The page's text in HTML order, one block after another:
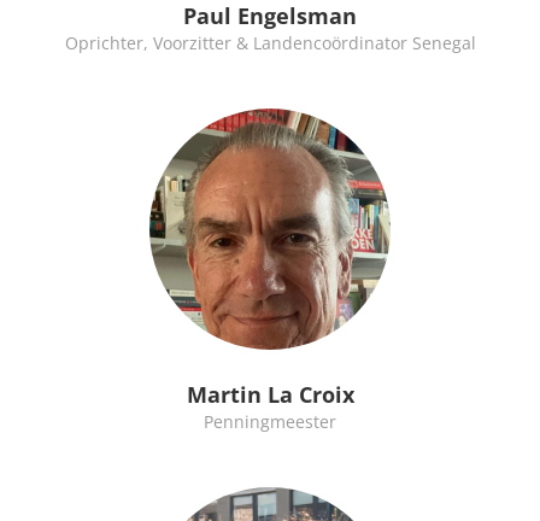
Paul Engelsman
Oprichter, Voorzitter & Landencoördinator Senegal
Martin La Croix
Penningmeester